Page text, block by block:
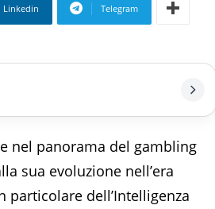
Linkedin Telegram
nel panorama del gambling
sua evoluzione nell’era
dell’Intelligenza